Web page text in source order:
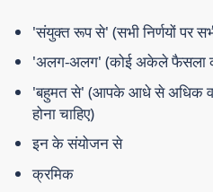
'संयुक्त रूप से' (सभी निर्णयों पर
'अलग-अलग' (कोई अकेले फैसला
'बहुमत से' (आपके आधे से अधिक
होना चाहिए)
इन के संयोजन से
क्रमिक